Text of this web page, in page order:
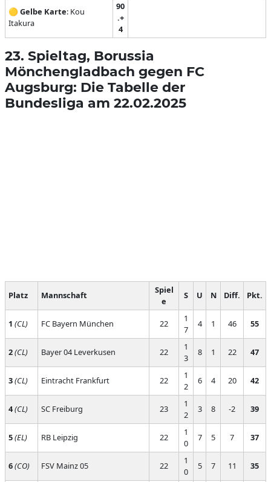
🟡 Gelbe Karte: Kou
Itakura
90
.+
4
23. Spieltag, Borussia
Mönchengladbach gegen FC
Augsburg: Die Tabelle der
Bundesliga am 22.02.2025
Platz Mannschaft
Spiel
e
S U N Diff. Pkt.
1 (CL) FC Bayern München 22
1
7
4 1 46 55
2(CL) Bayer 04 Leverkusen 22
1
3
8 1 22 47
3(CL) Eintracht Frankfurt 22
1
2
6 4 20 42
4(CL) SC Freiburg 23
1
2
3 8 -2 39
5(EL) RB Leipzig 22
1
0
7 5 7 37
6(CO) FSV Mainz 05 22
1
0
5 7 11 35